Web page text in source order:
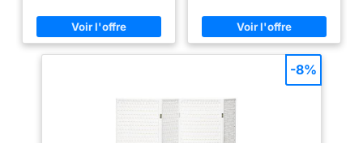
organiser et diviser votre
espace avec style. PARAVENT
SÉPARATEUR DE PIÈCE AVEC
ÉTAGÈRES : Paravent
multiples possibilités pour
exposer photos, plantes en pot
et autres décorations, alliant
fonction et style. PLIABLE : Ce
et pratique, ses 3 étagères
amovibles vous permettent de
disposer des petits éléments de
décoration Facile à déplacer et
à installer grâce à sa structure
légère et pliante Dimensions
globales : Longueur 120 x
Hauteur 170 cm - design portes
-8%